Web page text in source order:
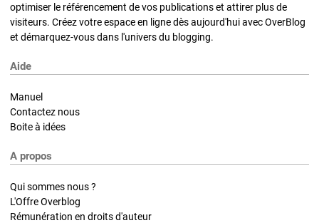
optimiser le référencement de vos publications et attirer plus de
visiteurs. Créez votre espace en ligne dès aujourd'hui avec OverBlog
et démarquez-vous dans l'univers du blogging.
Aide
Manuel
Contactez nous
Boite à idées
A propos
Qui sommes nous ?
L'Offre Overblog
Rémunération en droits d'auteur